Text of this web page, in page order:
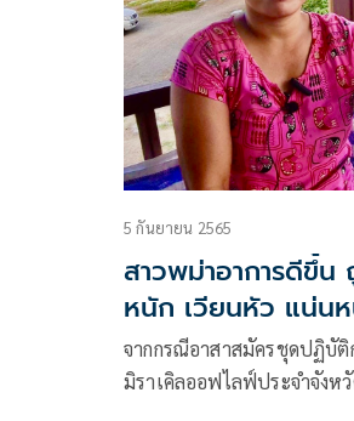
5 กันยายน 2565
สาวพม่าอาการดีขึ้
หนัก เวียนหัว แน่น
รพ.
จากกรณีอาสาสมัครชุดปฏิบั
มิราเคิลออฟไลฟ์ประจำจังห